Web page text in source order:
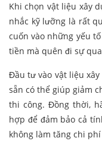
Khi chọn vật liệu xây
nhắc kỹ lưỡng là rất
cuốn vào những yếu
tiền mà quên đi sự
Đầu tư vào vật liệu
sẵn có thể giúp giảm
thi công. Đồng thời,
hợp để đảm bảo cả
không làm tăng chi